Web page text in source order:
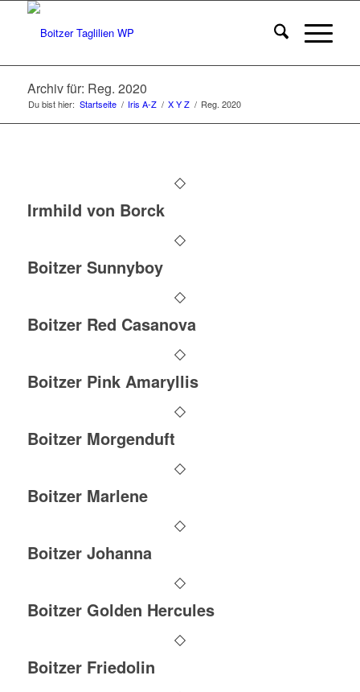
Archiv für: Reg. 2020
Du bist hier: Startseite / Iris A-Z / X Y Z / Reg. 2020
Irmhild von Borck
Boitzer Sunnyboy
Boitzer Red Casanova
Boitzer Pink Amaryllis
Boitzer Morgenduft
Boitzer Marlene
Boitzer Johanna
Boitzer Golden Hercules
Boitzer Friedolin